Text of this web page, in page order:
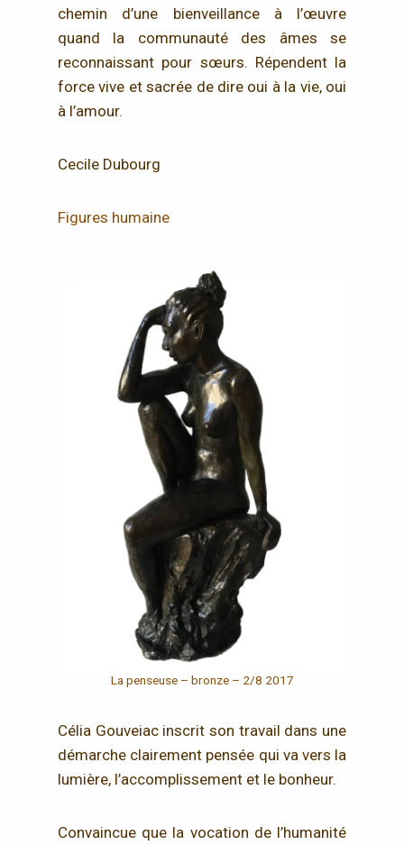
chemin d’une bienveillance à l’œuvre
quand la communauté des âmes se
reconnaissant pour sœurs. Répendent la
force vive et sacrée de dire oui à la vie, oui
à l’amour.
Cecile Dubourg
Figures humaine
La penseuse – bronze – 2/8 2017
Célia Gouveiac inscrit son travail dans une
démarche clairement pensée qui va vers la
lumière, l’accomplissement et le bonheur.
Convaincue que la vocation de l’humanité